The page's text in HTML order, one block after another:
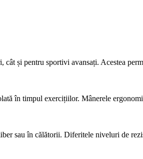
și pentru sportivi avansați. Acestea
în timpul exercițiilor. Mânerele
sau în călătorii. Diferitele niveluri de